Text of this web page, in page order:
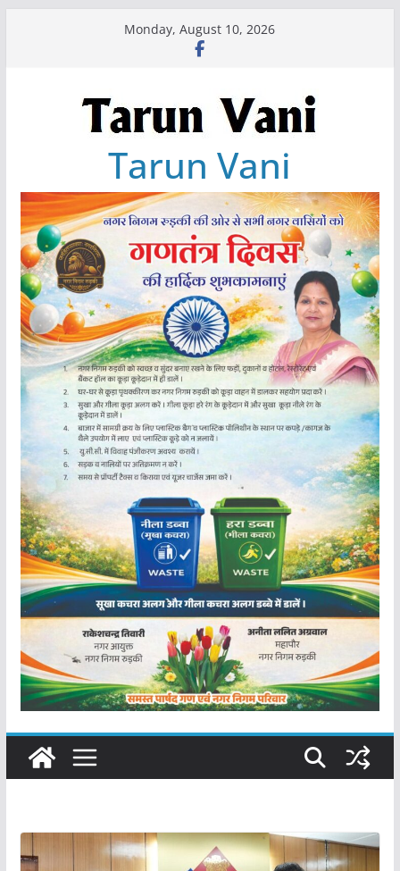
Monday, August 10, 2026
Tarun Vani